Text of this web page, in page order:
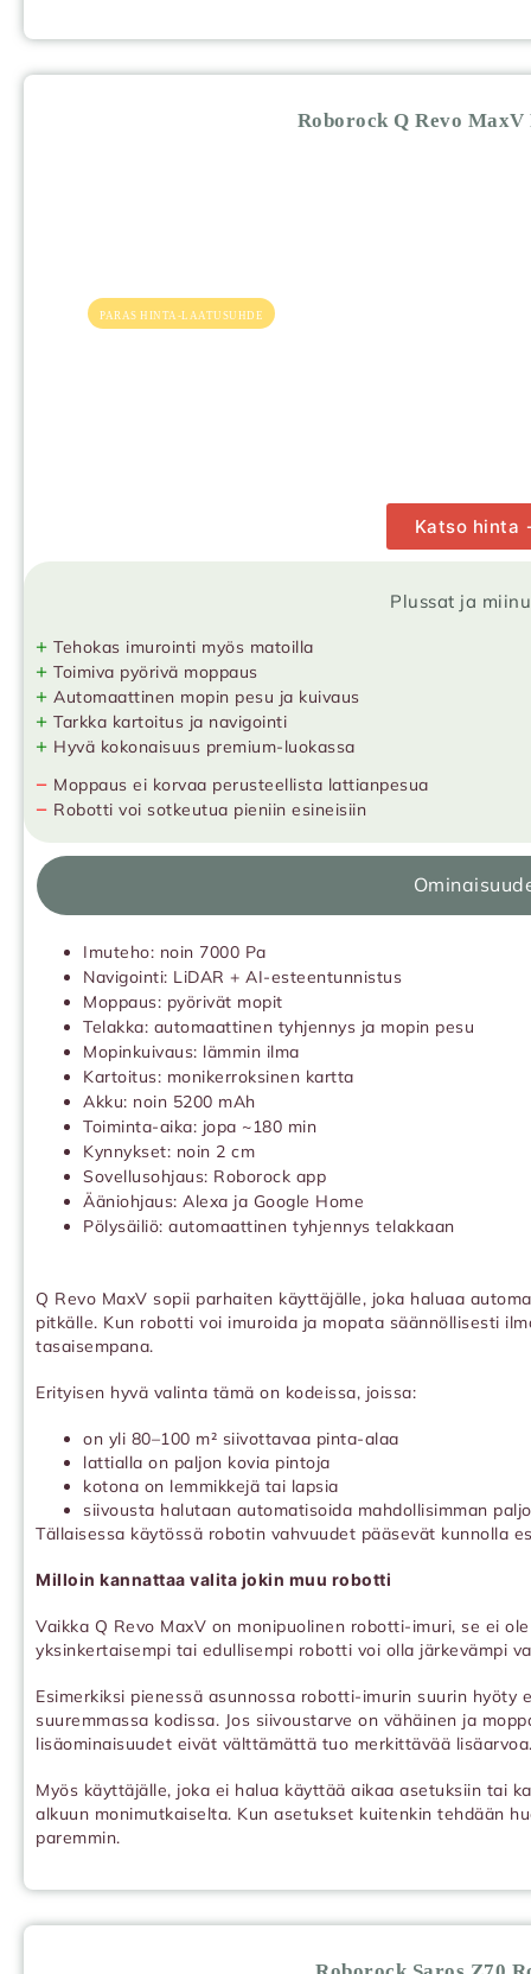
Roborock Q Revo
PARAS HINTA-LAATUSUHDE
Katso hinta
Plussat ja
+ Tehokas imurointi myös matoilla
+ Toimiva pyörivä moppaus
+ Automaattinen mopin pesu ja kuivaus
+ Tarkka kartoitus ja navigointi
+ Hyvä kokonaisuus premium-luokassa
− Moppaus ei korvaa perusteellista lattianpesua
− Robotti voi sotkeutua pieniin esineisiin
Imuteho: noin 7000 Pa
Navigointi: LiDAR + AI-esteentunnistus
Moppaus: pyörivät mopit
Telakka: automaattinen tyhjennys ja mopin pesu
Mopinkuivaus: lämmin ilma
Kartoitus: monikerroksinen kartta
Akku: noin 5200 mAh
Toiminta-aika: jopa ~180 min
Kynnykset: noin 2 cm
Sovellusohjaus: Roborock app
Ääniohjaus: Alexa ja Google Home
Pölysäiliö: automaattinen tyhjennys telakkaan
Q Revo MaxV sopii parhaiten käyttäjälle, joka haluaa
pitkälle. Kun robotti voi imuroida ja mopata säännöllisesti
tasaisempana.
Erityisen hyvä valinta tämä on kodeissa, joissa:
on yli 80–100 m² siivottavaa pinta-alaa
lattialla on paljon kovia pintoja
kotona on lemmikkejä tai lapsia
siivousta halutaan automatisoida mahdollisimman
Tällaisessa käytössä robotin vahvuudet pääsevät kunnolla
Milloin kannattaa valita jokin muu robotti
Vaikka Q Revo MaxV on monipuolinen robotti-imuri, se ei
yksinkertaisempi tai edullisempi robotti voi olla järkevämpi
Esimerkiksi pienessä asunnossa robotti-imurin suurin
suuremmassa kodissa. Jos siivoustarve on vähäinen ja
lisäominaisuudet eivät välttämättä tuo merkittävää
Myös käyttäjälle, joka ei halua käyttää aikaa asetuksiin tai
alkuun monimutkaiselta. Kun asetukset kuitenkin tehdään
paremmin.